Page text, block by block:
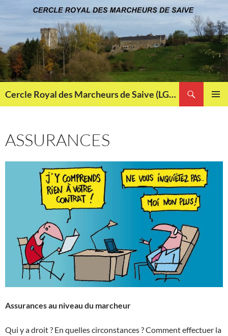
au
Cercle Royal des Marcheurs de Saive (LG013)
ASSURANCES
Assurances au niveau du marcheur
Qui y a droit ? En quelles circonstances ? Comment effectuer la